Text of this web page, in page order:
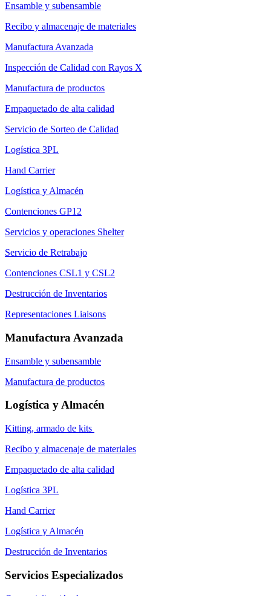
Ensamble y subensamble
Recibo y almacenaje de materiales
Manufactura Avanzada
Inspección de Calidad con Rayos X
Manufactura de productos
Empaquetado de alta calidad
Servicio de Sorteo de Calidad
Logística 3PL
Hand Carrier
Logística y Almacén
Contenciones GP12
Servicios y operaciones Shelter
Servicio de Retrabajo
Contenciones CSL1 y CSL2
Destrucción de Inventarios
Representaciones Liaisons
Manufactura Avanzada
Ensamble y subensamble
Manufactura de productos
Logística y Almacén
Kitting, armado de kits
Recibo y almacenaje de materiales
Empaquetado de alta calidad
Logística 3PL
Hand Carrier
Logística y Almacén
Destrucción de Inventarios
Servicios Especializados